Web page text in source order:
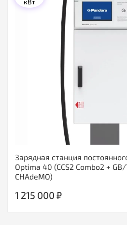
Зарядная станция
Optima 40 (CCS2 Combo2 +
CHAdeMO)
кВт
1 215 000 ₽